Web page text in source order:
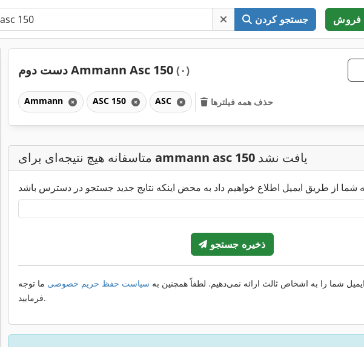
جستجو کردن فروش
دست دوم Ammann Asc 150 (۰)
Ammann ASC 150 ASC حذف همه فیلترها
ammann asc 150 یافت نشد
ذخیره جستجو
شما را به اشخاص ثالث ارائه نمی‌دهیم. لطفاً همچنین به سیاست حفظ حریم خصوصی ما توجه
فرمایید.